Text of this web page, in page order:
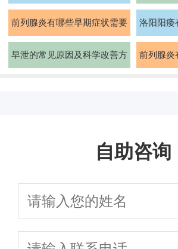
知道吗
前列腺炎有哪些早期症状需要
注意
洛阳阳痿
早泄的常见原因及科学改善方 前列腺炎
自助咨询